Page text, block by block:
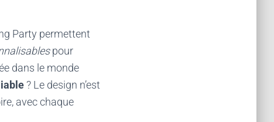
Party permettent
pour
dans le monde
? Le design n’est
avec chaque